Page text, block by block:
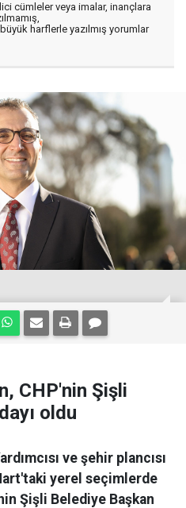
cümleler veya imalar, inançlara
harflerle yazılmış yorumlar
CHP'nin Şişli
oldu
ve şehir plancısı
yerel seçimlerde
Şişli Belediye Başkan